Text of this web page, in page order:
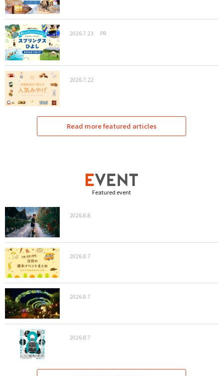
2026.7.23 PR
2026.7.22
Read more featured articles
Featured event
2026.8.8
2026.8.7
2026.8.7
2026.8.7